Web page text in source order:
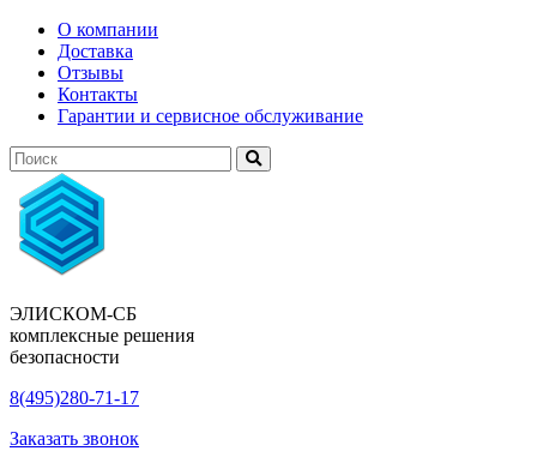
О компании
Доставка
Отзывы
Контакты
Гарантии и сервисное обслуживание
ЭЛИСКОМ-СБ
комплексные решения
безопасности
8(495)280-71-17
Заказать звонок